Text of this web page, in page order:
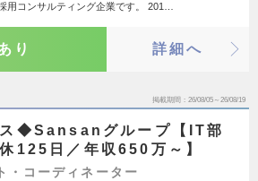
用コンサルティング企業です。 201…
り 詳細へ
掲載期間 26/08/05～26/08/19
ス◆Sansanグループ【IT部
125日／年収650万～】
・コーディネーター